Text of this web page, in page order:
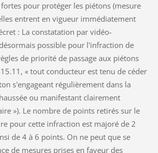
pour protéger les piétons (mesure
entrent en vigueur immédiatement
: La constatation par vidéo-
possible pour l'infraction de
de priorité de passage aux piétons
« tout conducteur est tenu de céder
s'engageant régulièrement dans la
ou manifestant clairement
»). Le nombre de points retirés sur le
pour cette infraction est majoré de 2
de 4 à 6 points. On ne peut que se
de mesures prises en faveur des